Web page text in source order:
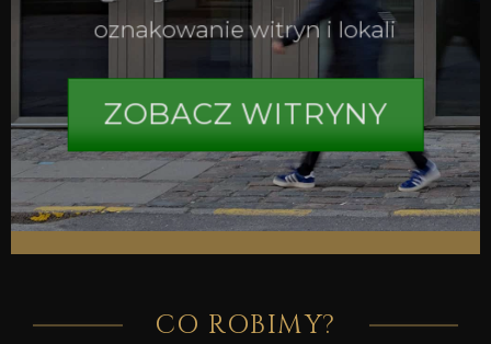
oznakowanie witryn i lokali
ZOBACZ WITRYNY
CO ROBIMY?